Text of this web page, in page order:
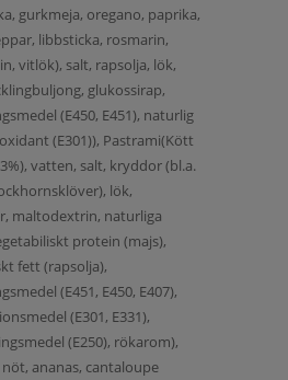
gurkmeja, oregano, paprika,
libbsticka, rosmarin,
vitlök), salt, rapsolja, lök,
glukossirap,
(E450, E451), naturlig
(E301)), Pastrami(Kött
vatten, salt, kryddor (bl.a.
lök,
maltodextrin, naturliga
protein (majs),
fett (rapsolja),
(E451, E450, E407),
(E301, E331),
(E250), rökarom),
ananas, cantaloupe